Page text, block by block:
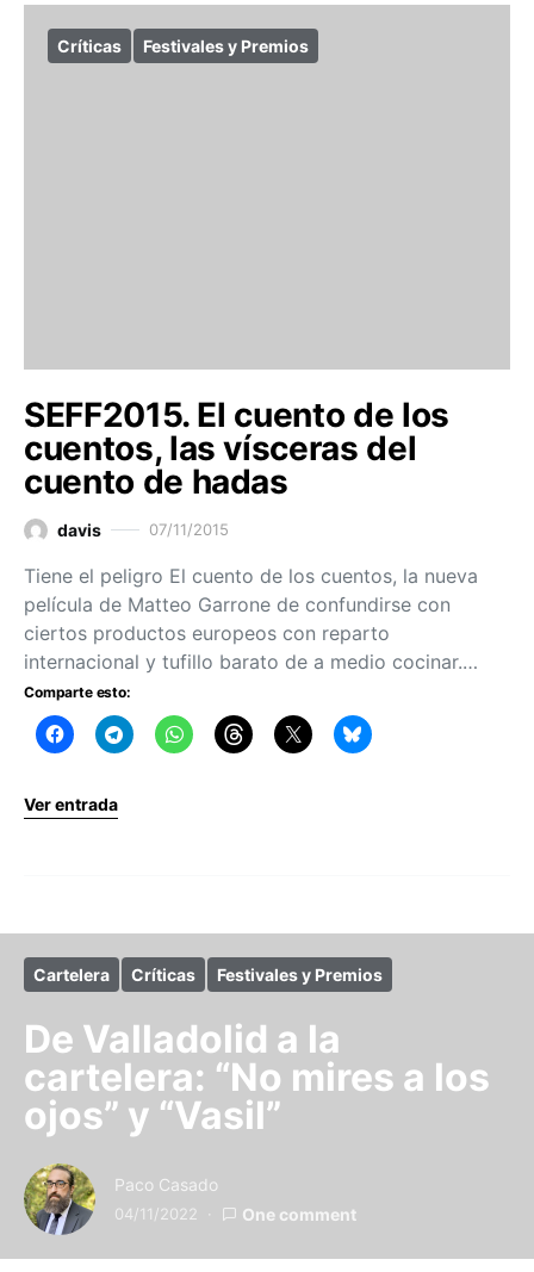
Críticas Festivales y Premios
SEFF2015. El cuento de los
cuentos, las vísceras del
cuento de hadas
davis 07/11/2015
Tiene el peligro El cuento de los cuentos, la nueva
película de Matteo Garrone de confundirse con
ciertos productos europeos con reparto
internacional y tufillo barato de a medio cocinar.…
Comparte esto:
Ver entrada
Cartelera Críticas Festivales y Premios
De Valladolid a la
cartelera: “No mires a los
ojos” y “Vasil”
Paco Casado
04/11/2022 One comment